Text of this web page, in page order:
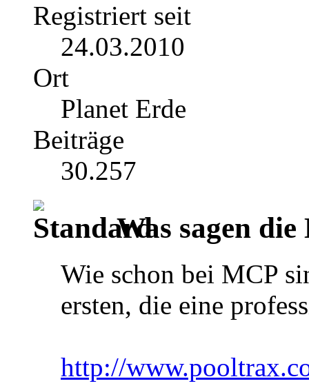
Registriert seit
24.03.2010
Ort
Planet Erde
Beiträge
30.257
Was sagen
Wie schon bei MCP
ersten, die eine
http://